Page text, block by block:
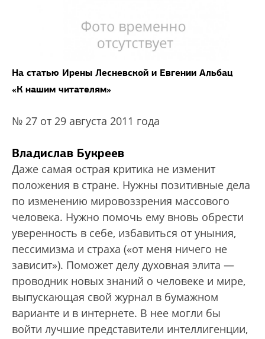
На статью Ирены Лесневской и Евгении Альбац
«К нашим читателям»
№ 27 от 29 августа 2011 года
Владислав Букреев
Даже самая острая критика не изменит
положения в стране. Нужны позитивные дела
по изменению мировоззрения массового
человека. Нужно помочь ему вновь обрести
уверенность в себе, избавиться от уныния,
пессимизма и страха («от меня ничего не
зависит»). Поможет делу духовная элита —
проводник новых знаний о человеке и мире,
выпускающая свой журнал в бумажном
варианте и в интернете. В нее могли бы
войти лучшие представители интеллигенции,